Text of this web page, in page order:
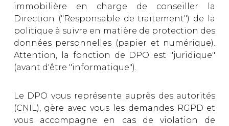
immobilière en charge de conseiller la
Direction ("Responsable de traitement") de la
politique à suivre en matière de protection des
données personnelles (papier et numérique).
Attention, la fonction de DPO est "juridique"
(avant d'être "informatique").
Le DPO vous représente auprès des autorités
(CNIL), gère avec vous les demandes RGPD et
vous accompagne en cas de violation de